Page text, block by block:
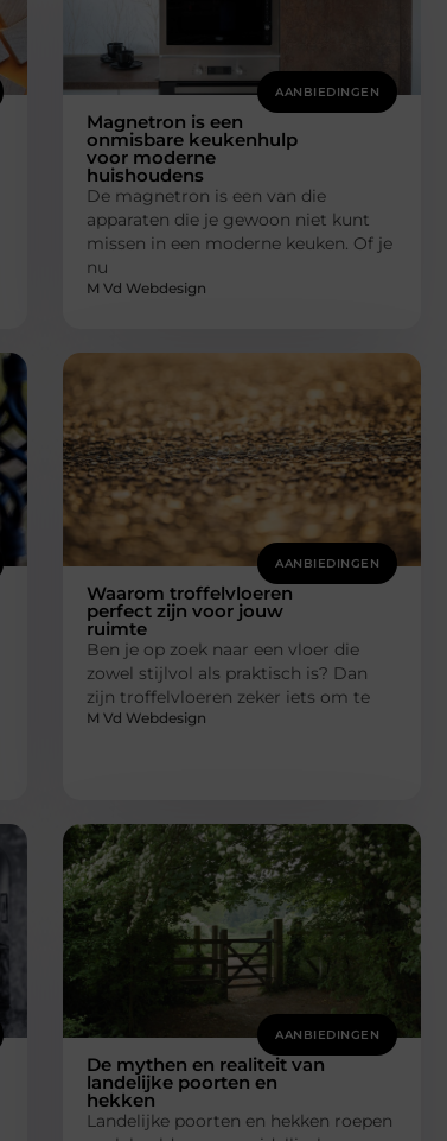
AANBIEDINGEN
Magnetron is een
onmisbare keukenhulp
voor moderne
huishoudens
De magnetron is een van die
apparaten die je gewoon niet kunt
missen in een moderne keuken. Of je
nu
M Vd Webdesign
AANBIEDINGEN
Waarom troffelvloeren
perfect zijn voor jouw
ruimte
Ben je op zoek naar een vloer die
zowel stijlvol als praktisch is? Dan
zijn troffelvloeren zeker iets om te
M Vd Webdesign
AANBIEDINGEN
De mythen en realiteit van
landelijke poorten en
hekken
Landelijke poorten en hekken roepen